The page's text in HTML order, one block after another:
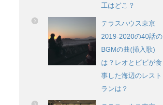
工はどこ？
テラスハウス東京
2019-2020の40話の
BGMの曲(挿入歌)
は？レオとビビが食
事した海辺のレスト
ランは？